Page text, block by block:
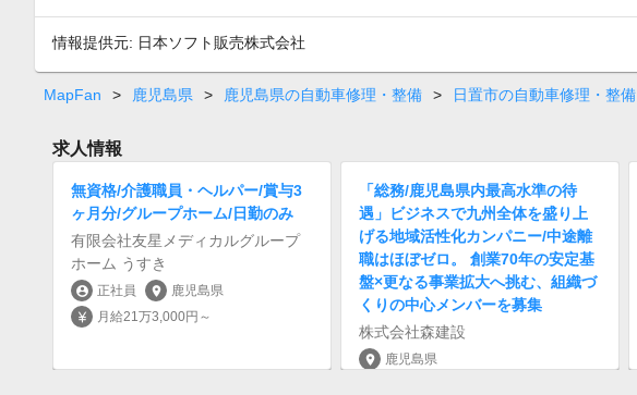
情報提供元: 日本ソフト販売株式会社
MapFan > 鹿児島県 > 鹿児島県の自動車修理・整備 > 日置市の自動車修理・整備
求人情報
無資格/介護職員・ヘルパー/賞与3
ヶ月分/グループホーム/日勤のみ
有限会社友星メディカルグループ
ホーム うすき
account_circle 正社員 location_on 鹿児島県
currency_yen 月給21万3,000円～
「総務/鹿児島県内最高水準の待
遇」ビジネスで九州全体を盛り上
げる地域活性化カンパニー/中途離
職はほぼゼロ。 創業70年の安定基
盤×更なる事業拡大へ挑む、組織づ
くりの中心メンバーを募集
株式会社森建設
location_on 鹿児島県